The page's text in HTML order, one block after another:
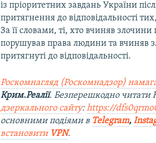
із пріоритетних завдань України
притягнення до відповідальності
За її словами, ті, хто вчиняв
порушував права людини та вчиняв
притягнуті до відповідальності.
Роскомнагляд (Роскомнадзор)
Крим.Реалії. Безперешкодно читати
дзеркального сайту:https://
основними подіями в Telegram,
встановити VPN.